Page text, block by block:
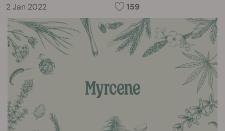
2 Jan 2022 159